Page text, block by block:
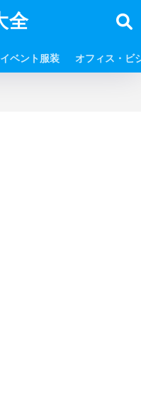
イベント服装 オフィス・ビ